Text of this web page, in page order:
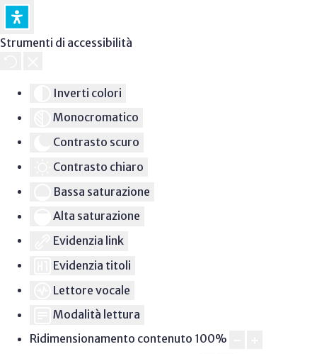
Strumenti di accessibilità
Inverti colori
Monocromatico
Contrasto scuro
Contrasto chiaro
Bassa saturazione
Alta saturazione
Evidenzia link
Evidenzia titoli
Lettore vocale
Modalità lettura
Ridimensionamento contenuto 100%